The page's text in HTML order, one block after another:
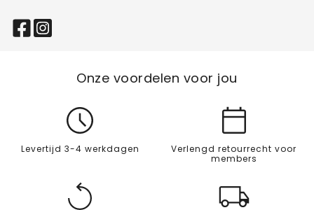
Onze voordelen voor jou
Levertijd 3-4 werkdagen
Verlengd retourrecht voor
members